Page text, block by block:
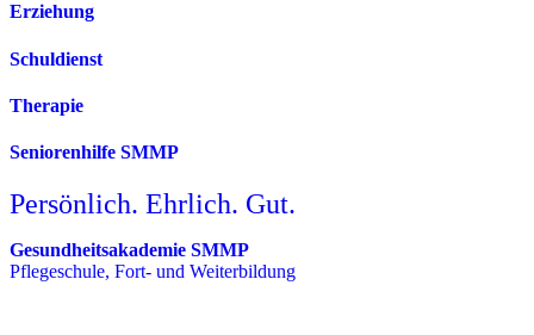
Erziehung
Schuldienst
Therapie
Seniorenhilfe SMMP
Persönlich. Ehrlich. Gut.
Gesundheitsakademie SMMP
Pflegeschule, Fort- und Weiterbildung